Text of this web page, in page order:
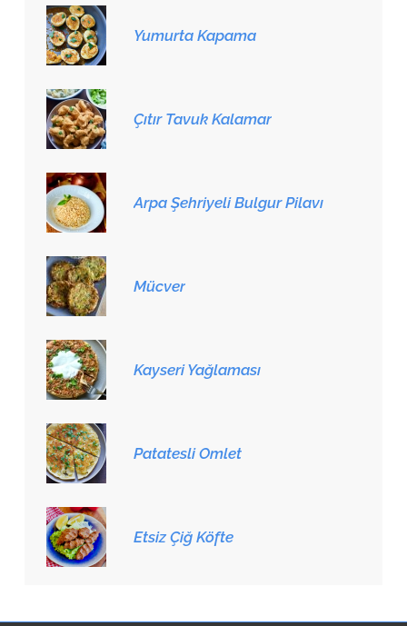
Yumurta Kapama
Çıtır Tavuk Kalamar
Arpa Şehriyeli Bulgur Pilavı
Mücver
Kayseri Yağlaması
Patatesli Omlet
Etsiz Çiğ Köfte